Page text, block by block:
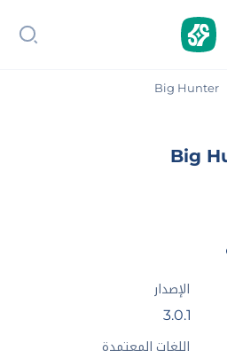
Big Hunter
Big
الإصدار
3.0.1
اللغات المعتمدة